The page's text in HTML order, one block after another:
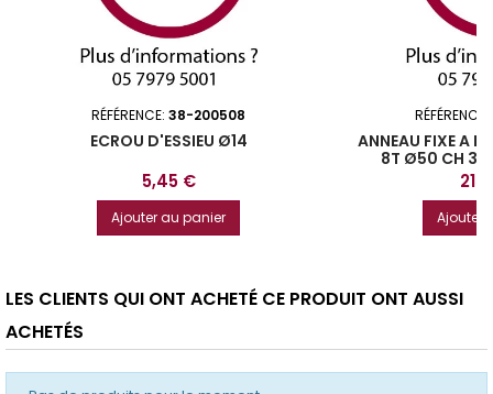
RÉFÉRENCE: 38-200508
ECROU D'ESSIEU Ø14
Prix
5,45 €
Ajouter au panier
RÉFÉRENCE:
ANNEAU FIXE A
8T Ø50 CH
Prix
Ajouter
LES CLIENTS QUI ONT ACHETÉ CE PRODUIT ONT AUSSI
ACHETÉS